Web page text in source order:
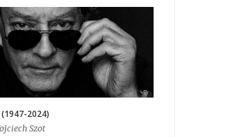
(1947-2024)
Szot